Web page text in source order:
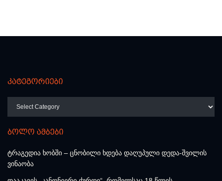
კატეგორიები
ბოლო ამბები
ტრაგედია ხობში – ცნობილი ხდება დაღუპული დედა-შვილის
ვინაობა